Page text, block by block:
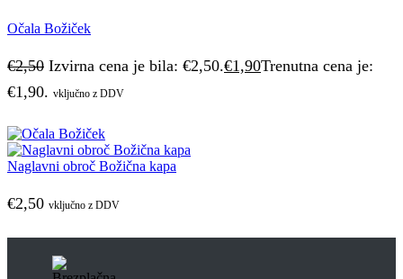
Očala Božiček
€2,50 Izvirna cena je bila: €2,50.€1,90Trenutna cena je:
€1,90. vključno z DDV
Naglavni obroč Božična kapa
€2,50 vključno z DDV